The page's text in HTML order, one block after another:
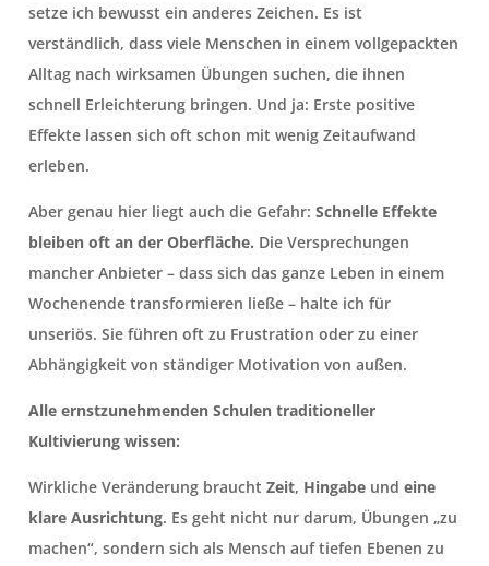
setze ich bewusst ein anderes Zeichen. Es ist
verständlich, dass viele Menschen in einem vollgepackten
Alltag nach wirksamen Übungen suchen, die ihnen
schnell Erleichterung bringen. Und ja: Erste positive
Effekte lassen sich oft schon mit wenig Zeitaufwand
erleben.
Aber genau hier liegt auch die Gefahr:Schnelle Effekte
bleiben oft an der Oberfläche. Die Versprechungen
mancher Anbieter – dass sich das ganze Leben in einem
Wochenende transformieren ließe – halte ich für
unseriös. Sie führen oft zu Frustration oder zu einer
Abhängigkeit von ständiger Motivation von außen.
Alle ernstzunehmenden Schulen traditioneller
Kultivierung wissen:
Wirkliche Veränderung brauchtZeit, Hingabe undeine
klare Ausrichtung. Es geht nicht nur darum, Übungen „zu
machen“, sondern sich als Mensch auf tiefen Ebenen zu